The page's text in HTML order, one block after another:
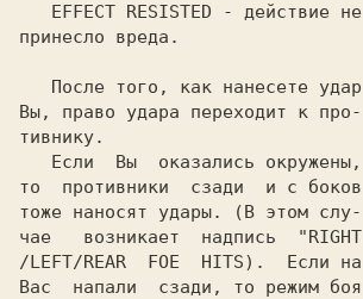
EFFECT RESISTED - действие не
принесло вреда.
Вы, право удара переходит к про-
тивнику.
то  противники  сзади  и с боков
тоже наносят удары. (В этом слу-
чае   возникает  надпись  "RIGHT
/LEFT/REAR  FOE  HITS).  Если на
Вас  напали  сзади, то режим боя